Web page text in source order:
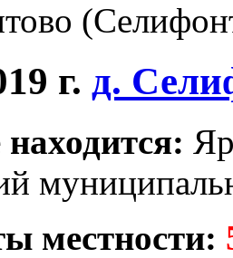
г. д.
местности: